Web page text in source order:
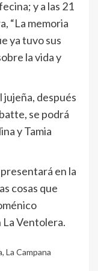
y a las 21
“La memoria
ya tuvo sus
la vida y
jujeña, después
se podrá
y Tamia
presentará en la
cosas que
La Ventolera.
, La Campana